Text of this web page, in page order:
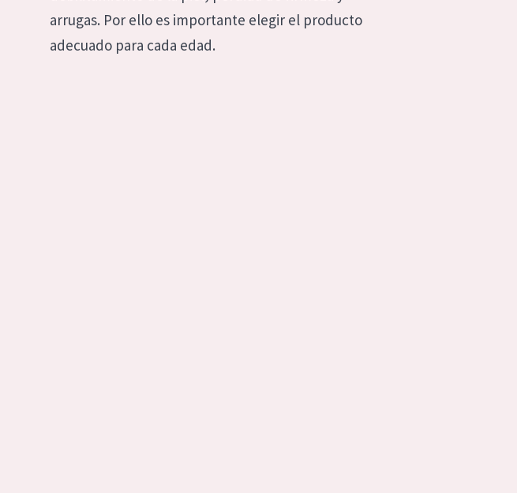
arrugas. Por ello es importante elegir el producto
adecuado para cada edad.